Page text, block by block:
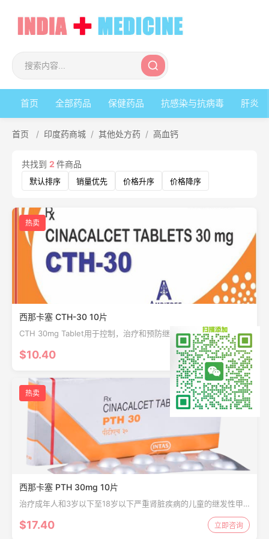
首页 全部药品 保健药品 抗感染与抗病毒 肝炎
首页 / 印度药商城 / 其他处方药 / 高血钙
共找到 2 件商品
默认排序 销量优先 价格升序 价格降序
热卖
西那卡塞 CTH-30 10片
CTH 30mg Tablet用于控制，治疗和预防继发性甲状旁腺功能亢
进，成年甲状旁腺癌患者的高钙血症和成年原发性甲状旁腺功能亢
进患者的高钙血症。
$10.40 立即咨询
热卖
西那卡塞 PTH 30mg 10片
治疗成年人和3岁以下至18岁以下严重肾脏疾病的儿童的继发性甲
状旁腺功能亢进症，这些儿童需要透析以清除其废物中的血液，而
其他方法无法控制这些废物的状况
$17.40 立即咨询